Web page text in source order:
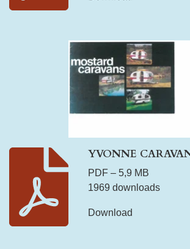
YVONNE
PDF – 5,9 MB
1969 downloads
Download